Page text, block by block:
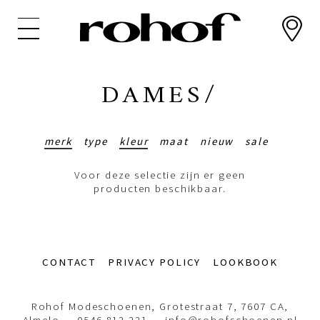
DAMES/
merk type kleur maat nieuw sale
Voor deze selectie zijn er geen
producten beschikbaar.
Footer-CONTACT PRIVACY POLICY LOOKBOOK
Rohof Modeschoenen, Grotestraat 7, 7607 CA,